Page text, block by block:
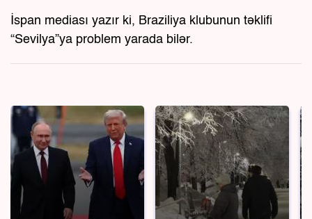
İspan mediası yazır ki, Braziliya klubunun təklifi
“Sevilya”ya problem yarada bilər.